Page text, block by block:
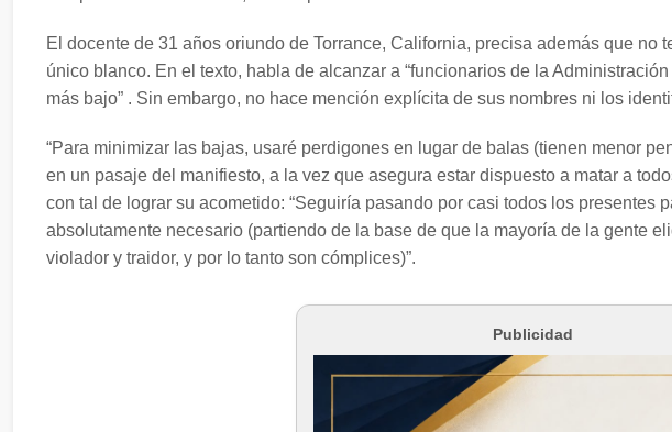
El docente de 31 años oriundo de Torrance, California, precisa además que no
único blanco. En el texto, habla de alcanzar a “funcionarios de la
más bajo” . Sin embargo, no hace mención explícita de sus nombres ni los
“Para minimizar las bajas, usaré perdigones en lugar de balas (tienen menor
en un pasaje del manifiesto, a la vez que asegura estar dispuesto a matar a
con tal de lograr su acometido: “Seguiría pasando por casi todos los presentes
absolutamente necesario (partiendo de la base de que la mayoría de la gente
violador y traidor, y por lo tanto son cómplices)”.
Publicidad